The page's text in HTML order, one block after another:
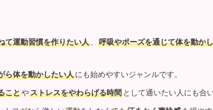
て運動習慣を作りたい人 、 呼吸やポーズを通じて体を動か
ら体を動かしたい人にも始めやすいジャンルです。
ことやストレスをやわらげる時間 として通いたい人にも合い